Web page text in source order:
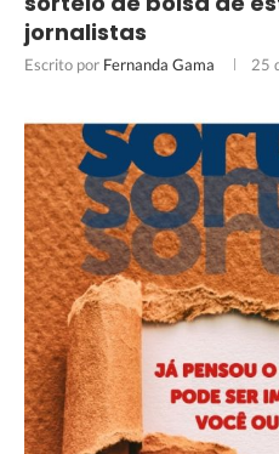
jornalistas
Escrito por Fernanda Gama 25